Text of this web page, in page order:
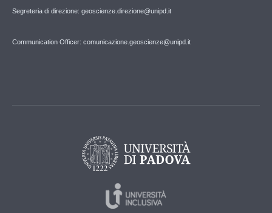
Segreteria di direzione: geoscienze.direzione@unipd.it
Communication Officer: comunicazione.geoscienze@unipd.it